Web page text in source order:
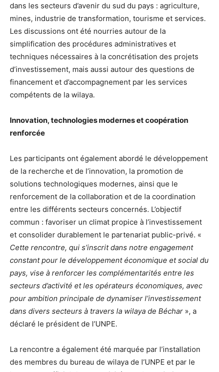
dans les secteurs d’avenir du sud du pays : agriculture,
mines, industrie de transformation, tourisme et services.
Les discussions ont été nourries autour de la
simplification des procédures administratives et
techniques nécessaires à la concrétisation des projets
d’investissement, mais aussi autour des questions de
financement et d’accompagnement par les services
compétents de la wilaya.
Innovation, technologies modernes et coopération
renforcée
Les participants ont également abordé le développement
de la recherche et de l’innovation, la promotion de
solutions technologiques modernes, ainsi que le
renforcement de la collaboration et de la coordination
entre les différents secteurs concernés. L’objectif
commun : favoriser un climat propice à l’investissement
et consolider durablement le partenariat public-privé. «
Cette rencontre, qui s’inscrit dans notre engagement
constant pour le développement économique et social du
pays, vise à renforcer les complémentarités entre les
secteurs d’activité et les opérateurs économiques, avec
pour ambition principale de dynamiser l’investissement
dans divers secteurs à travers la wilaya de Béchar », a
déclaré le président de l’UNPE.
La rencontre a également été marquée par l’installation
des membres du bureau de wilaya de l’UNPE et par le